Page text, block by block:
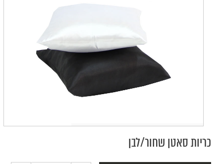
כריות סאטן שחור/לבן